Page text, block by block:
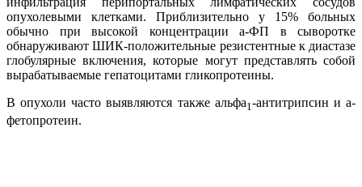
опухолевыми клетками. Приблизительно у 15% больных
обычно при высокой концентрации а-ФП в сыворотке
обнаруживают ШИК-положительные резистентные к диастазе
глобулярные включения, которые могут представлять собой
вырабатываемые гепатоцитами гликопротеины.
В опухоли часто выявляются также альфа1-антитрипсин и а-
фетопротеин.